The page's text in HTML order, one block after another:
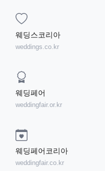
웨딩스코리아
weddings.co.kr
웨딩페어
weddingfair.or.kr
웨딩페어코리아
weddingfair.co.kr